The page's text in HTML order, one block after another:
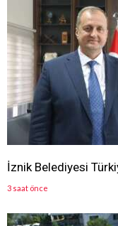
İznik Belediyesi
3 saat önce